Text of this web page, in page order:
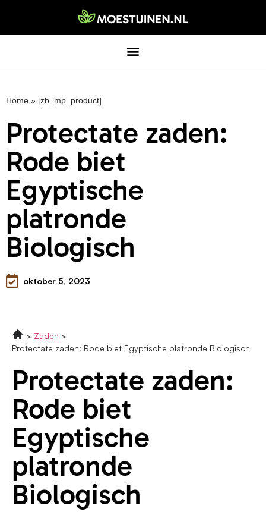
Home » [zb_mp_product]
Protectate zaden:
Rode biet
Egyptische
platronde
Biologisch
oktober 5, 2023
Zaden
Protectate zaden: Rode biet Egyptische platronde Biologisch
Protectate zaden:
Rode biet
Egyptische
platronde
Biologisch